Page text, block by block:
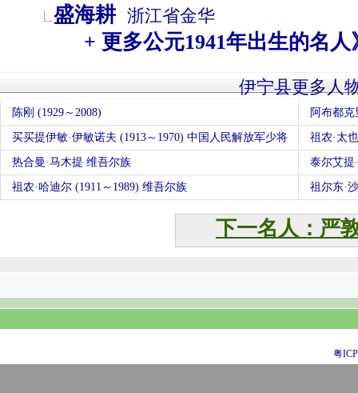
盛海耕 浙江省金华
+ 更多公元1941年出生的名人
伊宁县更多人
陈刚 (1929～2008) 阿布都
买买提伊敏·伊敏诺夫 (1913～1970) 中国人民解放军少将 祖农·太
热合曼·马木提 维吾尔族 泰尔艾提
祖农·哈迪尔 (1911～1989) 维吾尔族 祖尔东·
下一名人：严
粤